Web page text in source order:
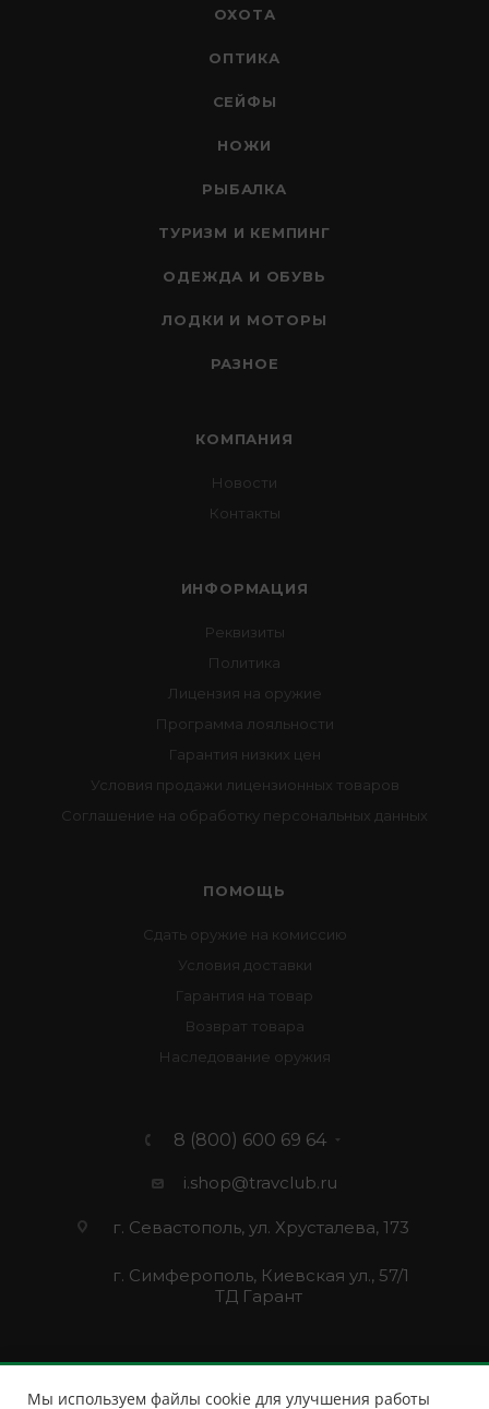
ОХОТА
ОПТИКА
СЕЙФЫ
НОЖИ
РЫБАЛКА
ТУРИЗМ И КЕМПИНГ
ОДЕЖДА И ОБУВЬ
ЛОДКИ И МОТОРЫ
РАЗНОЕ
КОМПАНИЯ
Новости
Контакты
ИНФОРМАЦИЯ
Реквизиты
Политика
Лицензия на оружие
Программа лояльности
Гарантия низких цен
Условия продажи лицензионных товаров
Соглашение на обработку персональных данных
ПОМОЩЬ
Сдать оружие на комиссию
Условия доставки
Гарантия на товар
Возврат товара
Наследование оружия
8 (800) 600 69 64
i.shop@travclub.ru
г. Севастополь, ул. Хрусталева, 173
г. Симферополь, Киевская ул., 57/1
ТД Гарант
Мы используем файлы cookie для улучшения работы